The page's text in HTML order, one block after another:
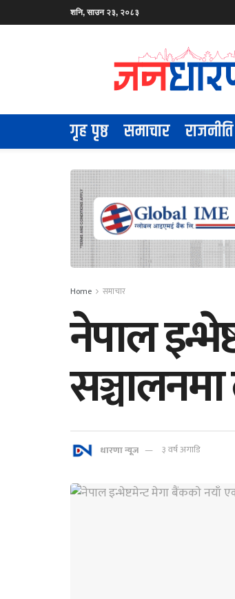
शनि, साउन २३, २०८३
गृह पृष्ठ समाचार राजनीति
Home समाचार
नेपाल
धारणा न्यूज ३ वर्ष अगाडि